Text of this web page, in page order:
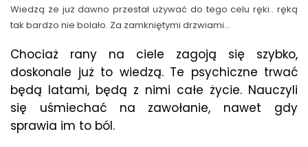
Wiedzą że już dawno przestał używać do tego celu ręki.. ręką
tak bardzo nie bolało. Za zamkniętymi drzwiami…
Chociaż rany na ciele zagoją się szybko,
doskonale już to wiedzą. Te psychiczne trwać
będą latami, będą z nimi całe życie. Nauczyli
się uśmiechać na zawołanie, nawet gdy
sprawia im to ból.